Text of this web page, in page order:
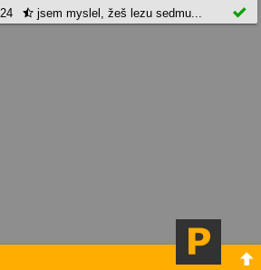
 jsem myslel, žeš lezu sedmu... 
